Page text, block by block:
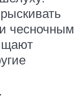
чесночным